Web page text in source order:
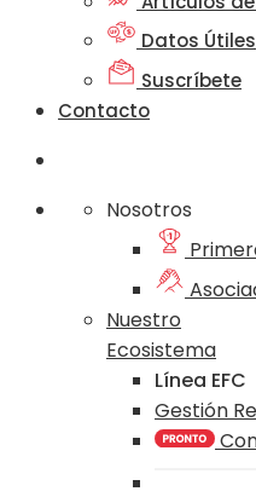
Datos Útiles
Suscríbete
Contacto
Nosotros
Nuestro
Ecosistema
Línea EFC
Gestión